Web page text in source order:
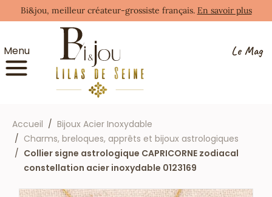
Bi&jou, meilleur créateur-grossiste français. En savoir plus
Menu Le Mag
Accueil
Bijoux Acier Inoxydable
Charms, breloques, apprêts et bijoux astrologiques
Collier signe astrologique CAPRICORNE zodiacal
constellation acier inoxydable 0123169